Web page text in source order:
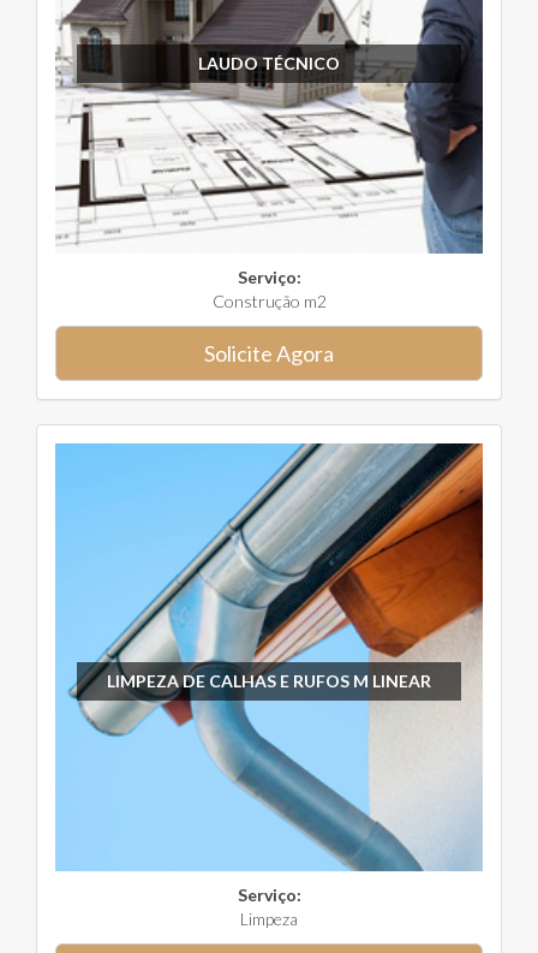
LAUDO TÉCNICO
Serviço:
Construção m2
Solicite Agora
LIMPEZA DE CALHAS E RUFOS M LINEAR
Serviço:
Limpeza